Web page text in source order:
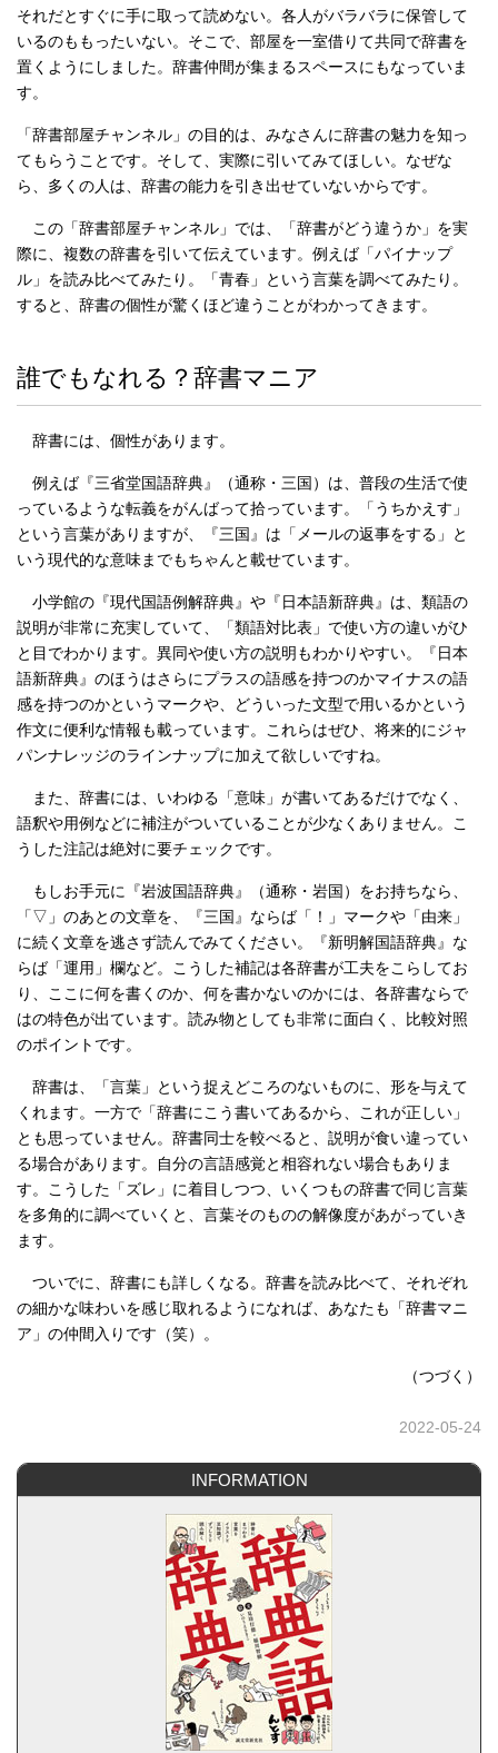
それだとすぐに手に取って読めない。各人がバラバラに保管して
いるのももったいない。そこで、部屋を一室借りて共同で辞書を
置くようにしました。辞書仲間が集まるスペースにもなっていま
す。
「辞書部屋チャンネル」の目的は、みなさんに辞書の魅力を知っ
てもらうことです。そして、実際に引いてみてほしい。なぜな
ら、多くの人は、辞書の能力を引き出せていないからです。
この「辞書部屋チャンネル」では、「辞書がどう違うか」を実
際に、複数の辞書を引いて伝えています。例えば「パイナップ
ル」を読み比べてみたり。「青春」という言葉を調べてみたり。
すると、辞書の個性が驚くほど違うことがわかってきます。
誰でもなれる？辞書マニア
辞書には、個性があります。
例えば『三省堂国語辞典』（通称・三国）は、普段の生活で使
っているような転義をがんばって拾っています。「うちかえす」
という言葉がありますが、『三国』は「メールの返事をする」と
いう現代的な意味までもちゃんと載せています。
小学館の『現代国語例解辞典』や『日本語新辞典』は、類語の
説明が非常に充実していて、「類語対比表」で使い方の違いがひ
と目でわかります。異同や使い方の説明もわかりやすい。『日本
語新辞典』のほうはさらにプラスの語感を持つのかマイナスの語
感を持つのかというマークや、どういった文型で用いるかという
作文に便利な情報も載っています。これらはぜひ、将来的にジャ
パンナレッジのラインナップに加えて欲しいですね。
また、辞書には、いわゆる「意味」が書いてあるだけでなく、
語釈や用例などに補注がついていることが少なくありません。こ
うした注記は絶対に要チェックです。
もしお手元に『岩波国語辞典』（通称・岩国）をお持ちなら、
「▽」のあとの文章を、『三国』ならば「！」マークや「由来」
に続く文章を逃さず読んでみてください。『新明解国語辞典』な
らば「運用」欄など。こうした補記は各辞書が工夫をこらしてお
り、ここに何を書くのか、何を書かないのかには、各辞書ならで
はの特色が出ています。読み物としても非常に面白く、比較対照
のポイントです。
辞書は、「言葉」という捉えどころのないものに、形を与えて
くれます。一方で「辞書にこう書いてあるから、これが正しい」
とも思っていません。辞書同士を較べると、説明が食い違ってい
る場合があります。自分の言語感覚と相容れない場合もありま
す。こうした「ズレ」に着目しつつ、いくつもの辞書で同じ言葉
を多角的に調べていくと、言葉そのものの解像度があがっていき
ます。
ついでに、辞書にも詳しくなる。辞書を読み比べて、それぞれ
の細かな味わいを感じ取れるようになれば、あなたも「辞書マニ
ア」の仲間入りです（笑）。
（つづく）
2022-05-24
INFORMATION